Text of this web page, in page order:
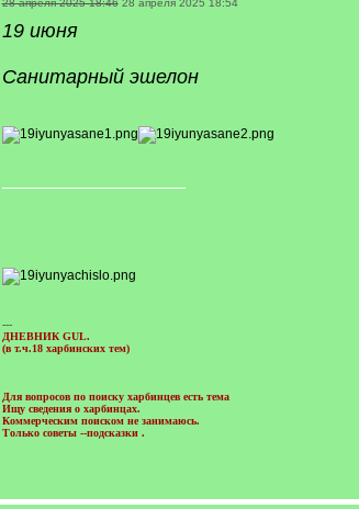
28 апреля 2025 18:46 28 апреля 2025 18:54
19 июня
Санитарный эшелон
---
ДНЕВНИК GUL.
(в т.ч.18 харбинских тем)
Для вопросов по поиску харбинцев есть тема
Ищу сведения о харбинцах.
Коммерческим поиском не занимаюсь.
Только советы --подсказки .